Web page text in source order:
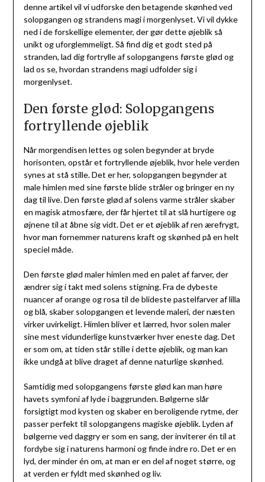
denne artikel vil vi udforske den betagende skønhed ved
solopgangen og strandens magi i morgenlyset. Vi vil dykke
ned i de forskellige elementer, der gør dette øjeblik så
unikt og uforglemmeligt. Så find dig et godt sted på
stranden, lad dig fortrylle af solopgangens første glød og
lad os se, hvordan strandens magi udfolder sig i
morgenlyset.
Den første glød: Solopgangens
fortryllende øjeblik
Når morgendisen lettes og solen begynder at bryde
horisonten, opstår et fortryllende øjeblik, hvor hele verden
synes at stå stille. Det er her, solopgangen begynder at
male himlen med sine første blide stråler og bringer en ny
dag til live. Den første glød af solens varme stråler skaber
en magisk atmosfære, der får hjertet til at slå hurtigere og
øjnene til at åbne sig vidt. Det er et øjeblik af ren ærefrygt,
hvor man fornemmer naturens kraft og skønhed på en helt
speciel måde.
Den første glød maler himlen med en palet af farver, der
ændrer sig i takt med solens stigning. Fra de dybeste
nuancer af orange og rosa til de blideste pastelfarver af lilla
og blå, skaber solopgangen et levende maleri, der næsten
virker uvirkeligt. Himlen bliver et lærred, hvor solen maler
sine mest vidunderlige kunstværker hver eneste dag. Det
er som om, at tiden står stille i dette øjeblik, og man kan
ikke undgå at blive draget af denne naturlige skønhed.
Samtidig med solopgangens første glød kan man høre
havets symfoni af lyde i baggrunden. Bølgerne slår
forsigtigt mod kysten og skaber en beroligende rytme, der
passer perfekt til solopgangens magiske øjeblik. Lyden af
bølgerne ved daggry er som en sang, der inviterer én til at
fordybe sig i naturens harmoni og finde indre ro. Det er en
lyd, der minder én om, at man er en del af noget større, og
at verden er fyldt med skønhed og liv.